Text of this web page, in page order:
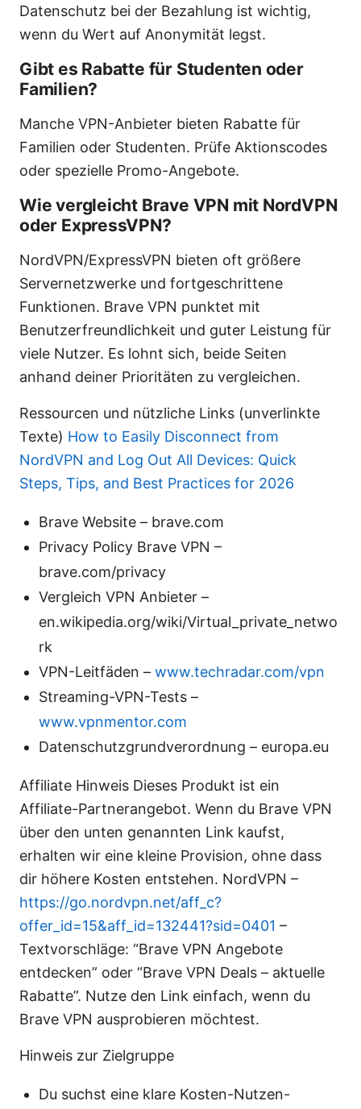
Datenschutz bei der Bezahlung ist wichtig,
wenn du Wert auf Anonymität legst.
Gibt es Rabatte für Studenten oder
Familien?
Manche VPN-Anbieter bieten Rabatte für
Familien oder Studenten. Prüfe Aktionscodes
oder spezielle Promo-Angebote.
Wie vergleicht Brave VPN mit NordVPN
oder ExpressVPN?
NordVPN/ExpressVPN bieten oft größere
Servernetzwerke und fortgeschrittene
Funktionen. Brave VPN punktet mit
Benutzerfreundlichkeit und guter Leistung für
viele Nutzer. Es lohnt sich, beide Seiten
anhand deiner Prioritäten zu vergleichen.
Ressourcen und nützliche Links (unverlinkte
Texte) How to Easily Disconnect from
NordVPN and Log Out All Devices: Quick
Steps, Tips, and Best Practices for 2026
Brave Website – brave.com
Privacy Policy Brave VPN –
brave.com/privacy
Vergleich VPN Anbieter –
en.wikipedia.org/wiki/Virtual_private_netwo
rk
VPN-Leitfäden – www.techradar.com/vpn
Streaming-VPN-Tests –
www.vpnmentor.com
Datenschutzgrundverordnung – europa.eu
Affiliate Hinweis Dieses Produkt ist ein
Affiliate-Partnerangebot. Wenn du Brave VPN
über den unten genannten Link kaufst,
erhalten wir eine kleine Provision, ohne dass
dir höhere Kosten entstehen. NordVPN –
https://go.nordvpn.net/aff_c?
offer_id=15&aff_id=132441?sid=0401 –
Textvorschläge: “Brave VPN Angebote
entdecken” oder “Brave VPN Deals – aktuelle
Rabatte”. Nutze den Link einfach, wenn du
Brave VPN ausprobieren möchtest.
Hinweis zur Zielgruppe
Du suchst eine klare Kosten-Nutzen-